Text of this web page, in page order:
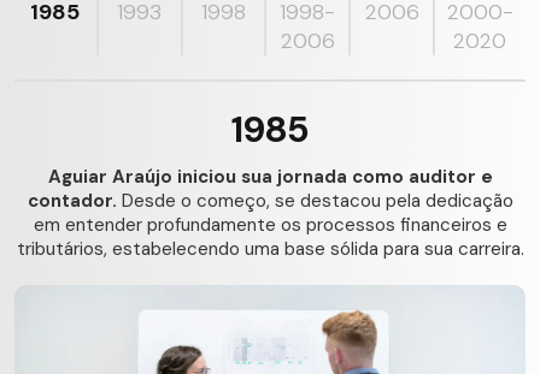
1985 1993 1998
1998-
2006
2006
2000-
2020
1985
Aguiar Araújo iniciou sua jornada como auditor e
contador. Desde o começo, se destacou pela dedicação
em entender profundamente os processos financeiros e
tributários, estabelecendo uma base sólida para sua carreira.